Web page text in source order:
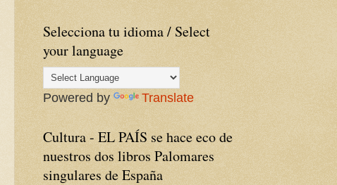
Selecciona tu idioma / Select
your language
Powered by Translate
Cultura - EL PAÍS se hace eco de
nuestros dos libros Palomares
singulares de España